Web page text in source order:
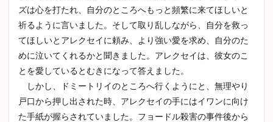
ズは心を打たれ、自分のところへもっと頻繁に来てほしいと
祈るように言いました。そして取り乱しながら、自分を救っ
てほしいとアレクセイに頼み、より強い愛を求め、自分のた
めに泣いてくれるかと聞きました。アレクセイは、彼女のこ
とを愛しているとむきになって答えました。
しかし、ドミートリイのところへ行くようにと、無理やり
戸口から押し出された時、アレクセイの手にはイワンに向け
た手紙が握らされていました。フョードル殺害の事件後から